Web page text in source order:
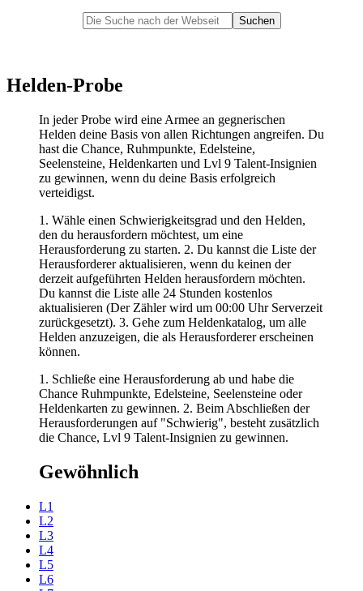
Helden-Probe
In jeder Probe wird eine Armee an gegnerischen
Helden deine Basis von allen Richtungen angreifen. Du
hast die Chance, Ruhmpunkte, Edelsteine,
Seelensteine, Heldenkarten und Lvl 9 Talent-Insignien
zu gewinnen, wenn du deine Basis erfolgreich
verteidigst.
1. Wähle einen Schwierigkeitsgrad und den Helden,
den du herausfordern möchtest, um eine
Herausforderung zu starten. 2. Du kannst die Liste der
Herausforderer aktualisieren, wenn du keinen der
derzeit aufgeführten Helden herausfordern möchten.
Du kannst die Liste alle 24 Stunden kostenlos
aktualisieren (Der Zähler wird um 00:00 Uhr Serverzeit
zurückgesetzt). 3. Gehe zum Heldenkatalog, um alle
Helden anzuzeigen, die als Herausforderer erscheinen
können.
1. Schließe eine Herausforderung ab und habe die
Chance Ruhmpunkte, Edelsteine, Seelensteine oder
Heldenkarten zu gewinnen. 2. Beim Abschließen der
Herausforderungen auf "Schwierig", besteht zusätzlich
die Chance, Lvl 9 Talent-Insignien zu gewinnen.
Gewöhnlich
L1
L2
L3
L4
L5
L6